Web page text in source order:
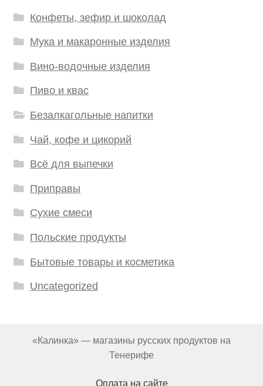
Конфеты, зефир и шоколад
Мука и макаронные изделия
Вино-водочные изделия
Пиво и квас
Безалкагольные напитки
Чай, кофе и цикорий
Всё для выпечки
Приправы
Сухие смеси
Польские продукты
Бытовые товары и косметика
Uncategorized
«Калинка» — магазины русских продуктов на
Тенерифе
Оплата на сайте